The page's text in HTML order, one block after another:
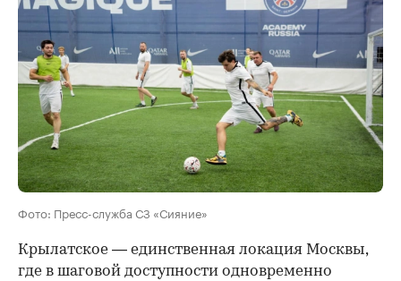
Фото: Пресс-служба СЗ «Сияние»
Крылатское — единственная локация Москвы,
где в шаговой доступности одновременно